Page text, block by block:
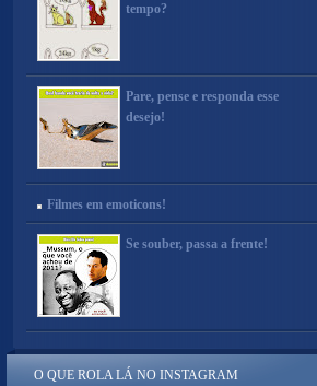
tempo?
Pare, pense e responda esse
desejo!
Filmes em emoticons!
Se souber, passa a frente!
O QUE ROLA LÁ NO INSTAGRAM